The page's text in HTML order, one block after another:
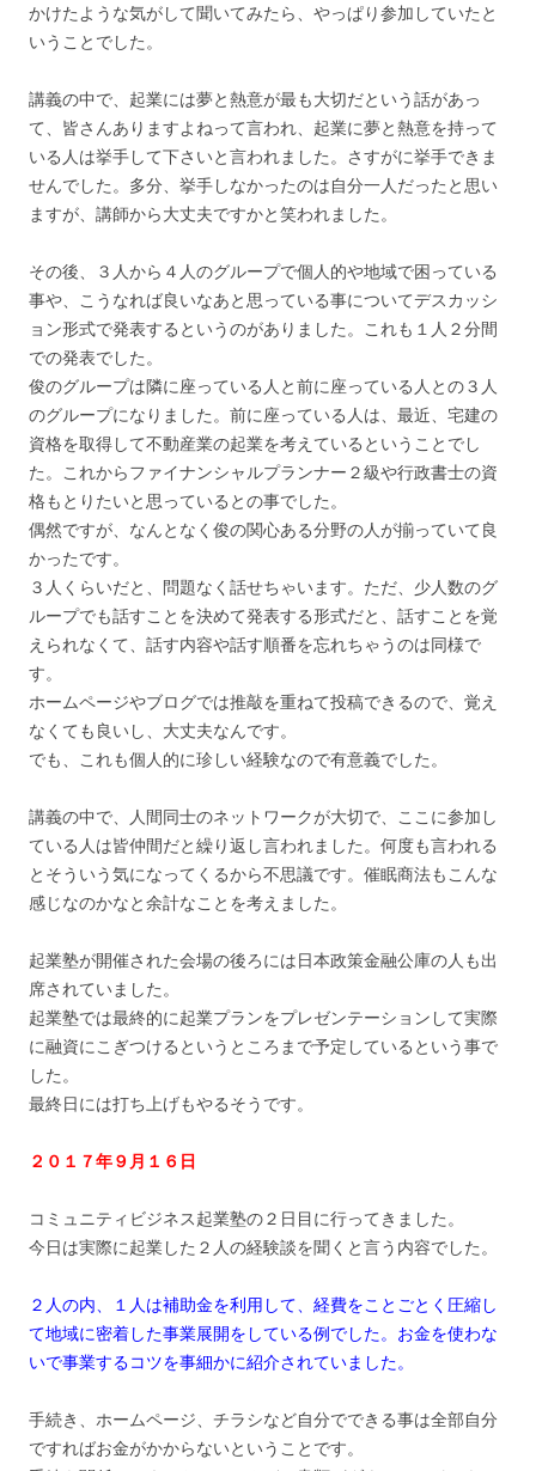
かけたような気がして聞いてみたら、やっぱり参加していたと
いうことでした。
講義の中で、起業には夢と熱意が最も大切だという話があっ
て、皆さんありますよねって言われ、起業に夢と熱意を持って
いる人は挙手して下さいと言われました。さすがに挙手できま
せんでした。多分、挙手しなかったのは自分一人だったと思い
ますが、講師から大丈夫ですかと笑われました。
その後、３人から４人のグループで個人的や地域で困っている
事や、こうなれば良いなあと思っている事についてデスカッシ
ョン形式で発表するというのがありました。これも１人２分間
での発表でした。
俊のグループは隣に座っている人と前に座っている人との３人
のグループになりました。前に座っている人は、最近、宅建の
資格を取得して不動産業の起業を考えているということでし
た。これからファイナンシャルプランナー２級や行政書士の資
格もとりたいと思っているとの事でした。
偶然ですが、なんとなく俊の関心ある分野の人が揃っていて良
かったです。
３人くらいだと、問題なく話せちゃいます。ただ、少人数のグ
ループでも話すことを決めて発表する形式だと、話すことを覚
えられなくて、話す内容や話す順番を忘れちゃうのは同様で
す。
ホームページやブログでは推敲を重ねて投稿できるので、覚え
なくても良いし、大丈夫なんです。
でも、これも個人的に珍しい経験なので有意義でした。
講義の中で、人間同士のネットワークが大切で、ここに参加し
ている人は皆仲間だと繰り返し言われました。何度も言われる
とそういう気になってくるから不思議です。催眠商法もこんな
感じなのかなと余計なことを考えました。
起業塾が開催された会場の後ろには日本政策金融公庫の人も出
席されていました。
起業塾では最終的に起業プランをプレゼンテーションして実際
に融資にこぎつけるというところまで予定しているという事で
した。
最終日には打ち上げもやるそうです。
２０１７年９月１６日
コミュニティビジネス起業塾の２日目に行ってきました。
今日は実際に起業した２人の経験談を聞くと言う内容でした。
２人の内、１人は補助金を利用して、経費をことごとく圧縮し
て地域に密着した事業展開をしている例でした。お金を使わな
いで事業するコツを事細かに紹介されていました。
手続き、ホームページ、チラシなど自分でできる事は全部自分
ですればお金がかからないということです。